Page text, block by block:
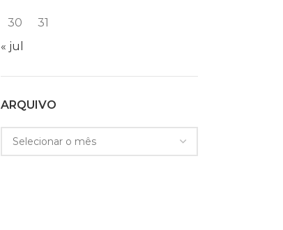
30
31
« jul
ARQUIVO